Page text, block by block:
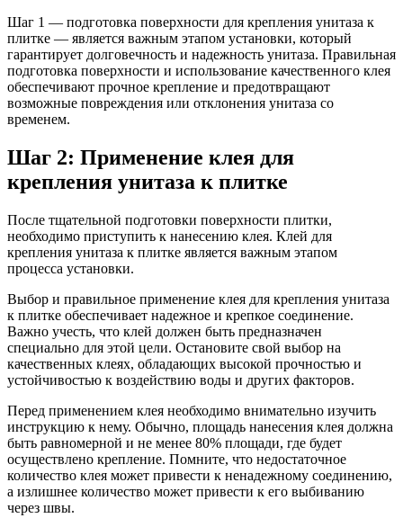
Шаг 1 — подготовка поверхности для крепления унитаза к
плитке — является важным этапом установки, который
гарантирует долговечность и надежность унитаза. Правильная
подготовка поверхности и использование качественного клея
обеспечивают прочное крепление и предотвращают
возможные повреждения или отклонения унитаза со
временем.
Шаг 2: Применение клея для
крепления унитаза к плитке
После тщательной подготовки поверхности плитки,
необходимо приступить к нанесению клея. Клей для
крепления унитаза к плитке является важным этапом
процесса установки.
Выбор и правильное применение клея для крепления унитаза
к плитке обеспечивает надежное и крепкое соединение.
Важно учесть, что клей должен быть предназначен
специально для этой цели. Остановите свой выбор на
качественных клеях, обладающих высокой прочностью и
устойчивостью к воздействию воды и других факторов.
Перед применением клея необходимо внимательно изучить
инструкцию к нему. Обычно, площадь нанесения клея должна
быть равномерной и не менее 80% площади, где будет
осуществлено крепление. Помните, что недостаточное
количество клея может привести к ненадежному соединению,
а излишнее количество может привести к его выбиванию
через швы.